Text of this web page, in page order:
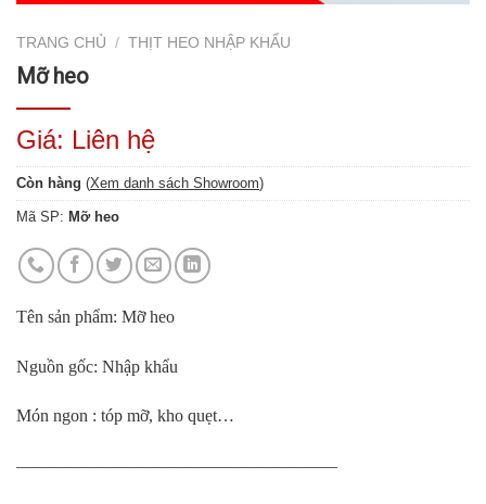
TRANG CHỦ / THỊT HEO NHẬP KHẨU
Mỡ heo
Giá: Liên hệ
Còn hàng (Xem danh sách Showroom)
Mã SP: Mỡ heo
Tên sản phẩm: Mỡ heo
Nguồn gốc: Nhập khẩu
Món ngon : tóp mỡ, kho quẹt…
——————————————————–